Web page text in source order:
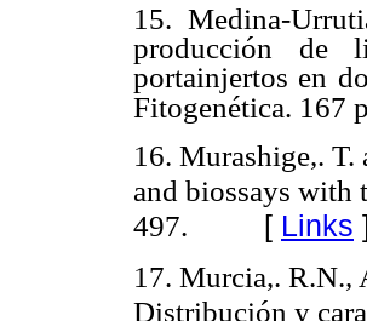
15. Medina-
producción de
portainjertos en
Fitogenética. 167
16. Murashige,.
and biossays with
497.
[ Links
17. Murcia,. R.N.,
Distribución y